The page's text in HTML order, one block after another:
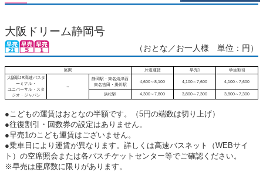
大阪ドリーム静岡号
（おとな／お一人様 単位：円）
区間 片道運賃 早売1
学生割引
大阪駅JR高速バスタ
ーミナル・
ユニバーサル・スタ
ジオ・ジャパン
⇔
静岡駅・東名焼津西
東名吉田・掛川駅
4,600～8,100 4,100～7,600 4,100～7,600
浜松駅 4,300～7,800 3,800～7,300 3,800～7,300
●こどもの運賃はおとなの半額です。（5円の端数は切り上げ）
●往復割引・回数券の設定はありません。
●早売1のこども運賃はございません。
●乗車日により運賃が異なります。詳しくは高速バスネット（WEBサイ
ト）の空席照会または各バスチケットセンター等でご確認ください。
※早売は座席数に限りがあります。